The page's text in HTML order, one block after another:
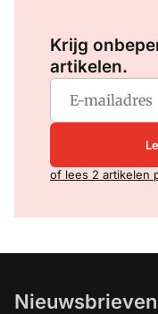
Krijg
artikelen.
of lees 2 artikelen
Nieuwsbrieven